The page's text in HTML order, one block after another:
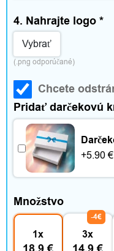
m
á
c
n
o
s
ť
a
v
4. Nahrajte logo *
Vybrať
(.png odporúčané)
Chcete
Pridať darčekovú
+5.90€
Množstvo
1x 3x
-4€